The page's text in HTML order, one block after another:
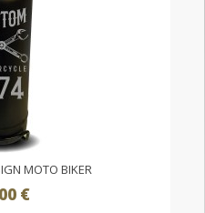
MOTO BIKER
€